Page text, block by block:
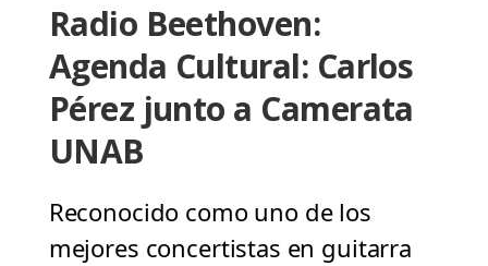
Radio Beethoven:
Agenda Cultural: Carlos
Pérez junto a Camerata
UNAB
Reconocido como uno de los
mejores concertistas en guitarra